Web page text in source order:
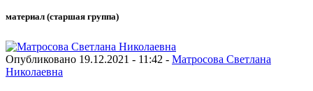
материал (старшая группа)
Опубликовано 19.12.2021 - 11:42 - Матросова Светлана
Николаевна